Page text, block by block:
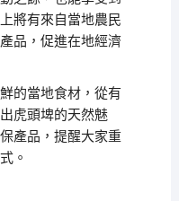
將有來自當地農民
品，促進在地經濟
的當地食材，從有
虎頭埤的天然魅
產品，提醒大家重
。